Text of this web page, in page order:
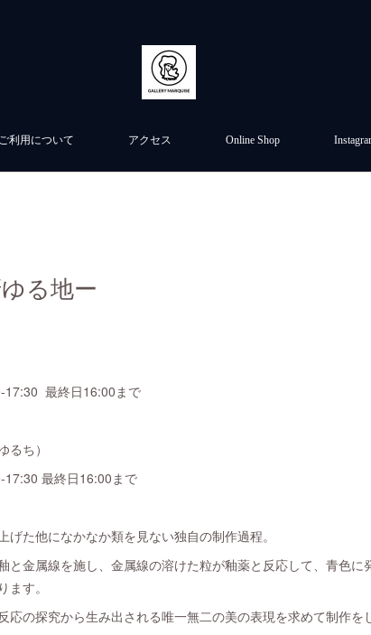
ご利用について アクセス Online Shop
る地ー
最終日16:00まで
ち）
最終日16:00まで
た他になかなか類を見ない独自の制作過程。
と金属線を施し、金属線の溶けた粒が釉薬と反応して、青色に
す。
応の探究から生み出される唯一無二の美の表現を求めて制作を